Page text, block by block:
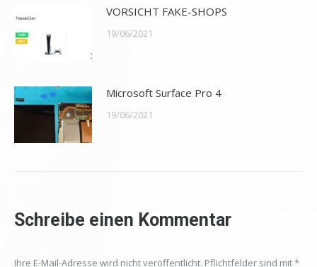
VORSICHT FAKE-SHOPS
19/06/2021
Microsoft Surface Pro 4
19/06/2021
Schreibe einen Kommentar
Ihre E-Mail-Adresse wird nicht veröffentlicht. Pflichtfelder sind mit*